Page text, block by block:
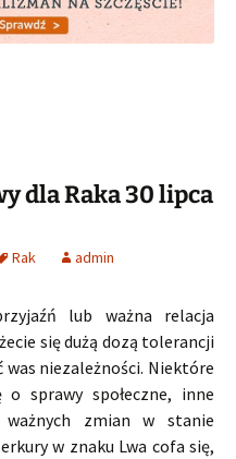
dla Raka 30 lipca
Rak admin
lub ważna relacja
się dużą dozą tolerancji
niezależności. Niektóre
sprawy społeczne, inne
ważnych zmian w stanie
w znaku Lwa cofa się,